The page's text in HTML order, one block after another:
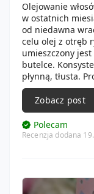
Olejowanie
w ostatnich
od niedawna
celu olej z otręb
umieszczony
butelce.
płynną, tłusta.
który umila
zazwyczaj
tego ile mam
szamponem i nie
odżywione,
Zobacz post
Polecam
Recenzja dodana